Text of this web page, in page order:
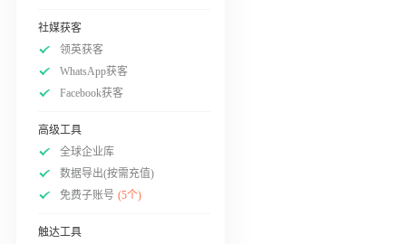
社媒获客
领英获客
WhatsApp获客
Facebook获客
高级工具
全球企业库
数据导出(按需充值)
免费子账号 (5个)
触达工具